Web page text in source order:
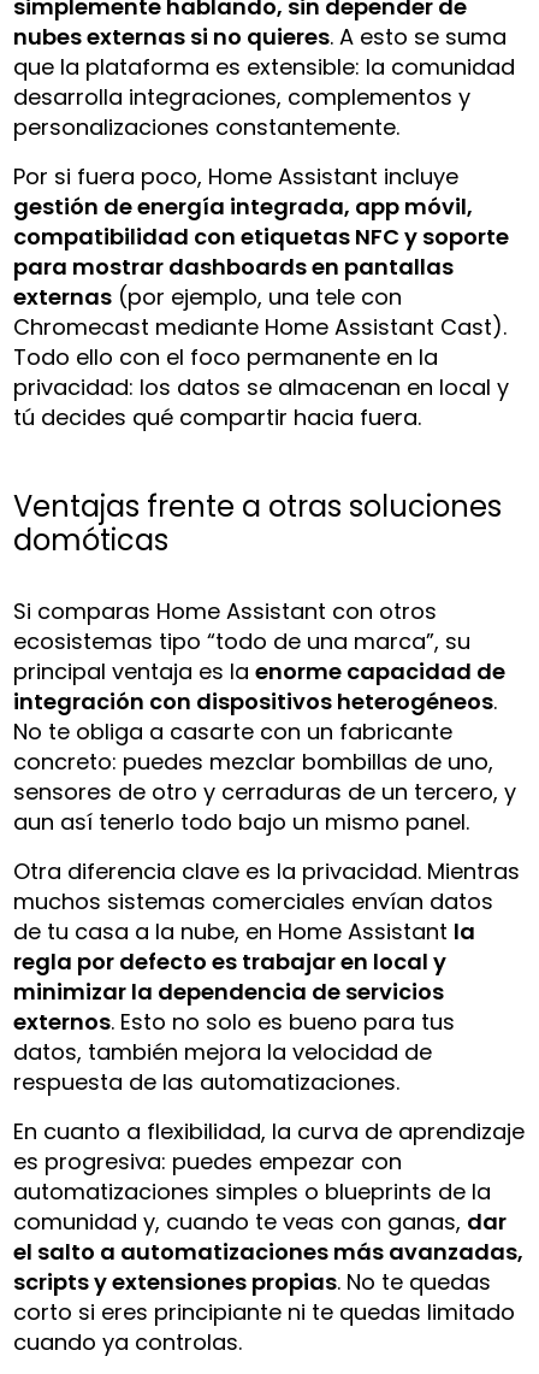
simplemente hablando, sin depender de
nubes externas si no quieres. A esto se suma
que la plataforma es extensible: la comunidad
desarrolla integraciones, complementos y
personalizaciones constantemente.
Por si fuera poco, Home Assistant incluye
gestión de energía integrada, app móvil,
compatibilidad con etiquetas NFC y soporte
para mostrar dashboards en pantallas
externas (por ejemplo, una tele con
Chromecast mediante Home Assistant Cast).
Todo ello con el foco permanente en la
privacidad: los datos se almacenan en local y
tú decides qué compartir hacia fuera.
Ventajas frente a otras soluciones
domóticas
Si comparas Home Assistant con otros
ecosistemas tipo “todo de una marca”, su
principal ventaja es laenorme capacidad de
integración con dispositivos heterogéneos.
No te obliga a casarte con un fabricante
concreto: puedes mezclar bombillas de uno,
sensores de otro y cerraduras de un tercero, y
aun así tenerlo todo bajo un mismo panel.
Otra diferencia clave es la privacidad. Mientras
muchos sistemas comerciales envían datos
de tu casa a la nube, en Home Assistant la
regla por defecto es trabajar en local y
minimizar la dependencia de servicios
externos. Esto no solo es bueno para tus
datos, también mejora la velocidad de
respuesta de las automatizaciones.
En cuanto a flexibilidad, la curva de aprendizaje
es progresiva: puedes empezar con
automatizaciones simples o blueprints de la
comunidad y, cuando te veas con ganas, dar
el salto a automatizaciones más avanzadas,
scripts y extensiones propias. No te quedas
corto si eres principiante ni te quedas limitado
cuando ya controlas.